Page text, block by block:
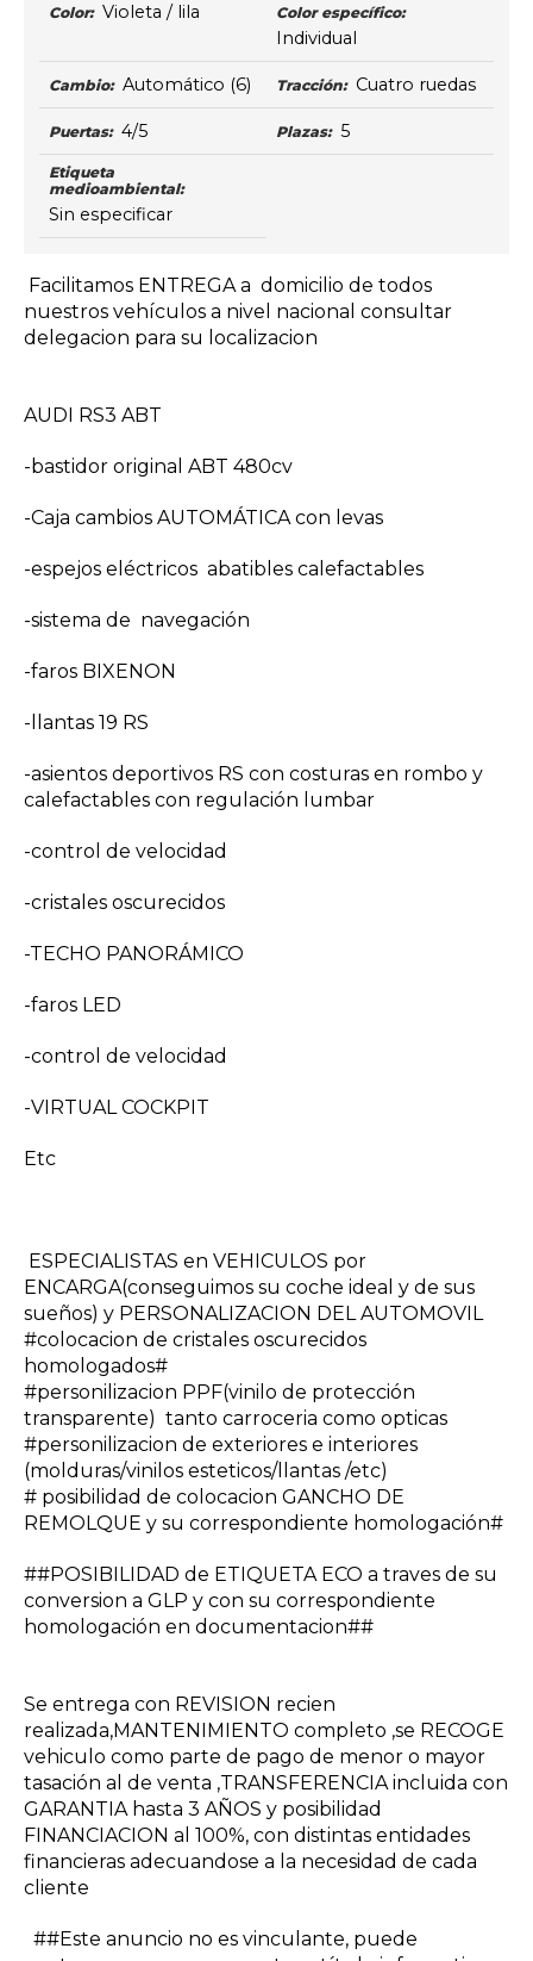
Color: Violeta / lila Color específico:
Individual
Cambio: Automático (6) Tracción: Cuatro ruedas
Puertas: 4/5 Plazas: 5
Etiqueta
medioambiental:
Sin especificar
Facilitamos ENTREGA a domicilio de todos
nuestros vehículos a nivel nacional consultar
delegacion para su localizacion
AUDI RS3 ABT
-bastidor original ABT 480cv
-Caja cambios AUTOMÁTICA con levas
-espejos eléctricos abatibles calefactables
-sistema de navegación
-faros BIXENON
-llantas 19 RS
-asientos deportivos RS con costuras en rombo y
calefactables con regulación lumbar
-control de velocidad
-cristales oscurecidos
-TECHO PANORÁMICO
-faros LED
-control de velocidad
-VIRTUAL COCKPIT
Etc
ESPECIALISTAS en VEHICULOS por
ENCARGA(conseguimos su coche ideal y de sus
sueños) y PERSONALIZACION DEL AUTOMOVIL
#colocacion de cristales oscurecidos
homologados#
#personilizacion PPF(vinilo de protección
transparente) tanto carroceria como opticas
#personilizacion de exteriores e interiores
(molduras/vinilos esteticos/llantas /etc)
# posibilidad de colocacion GANCHO DE
REMOLQUE y su correspondiente homologación#
##POSIBILIDAD de ETIQUETA ECO a traves de su
conversion a GLP y con su correspondiente
homologación en documentacion##
Se entrega con REVISION recien
realizada,MANTENIMIENTO completo ,se RECOGE
vehiculo como parte de pago de menor o mayor
tasación al de venta ,TRANSFERENCIA incluida con
GARANTIA hasta 3 AÑOS y posibilidad
FINANCIACION al 100%, con distintas entidades
financieras adecuandose a la necesidad de cada
cliente
##Este anuncio no es vinculante, puede